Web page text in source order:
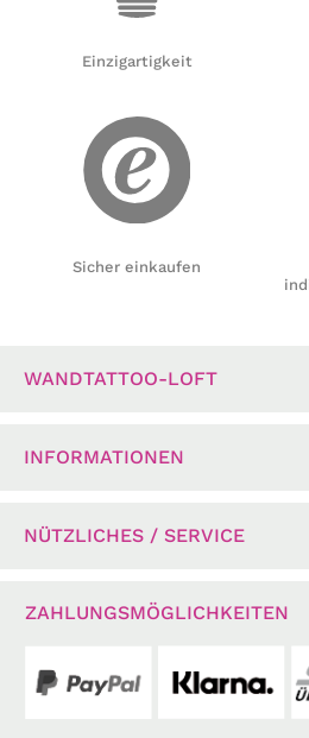
Einzigartigkeit
Sicher einkaufen
WANDTATTOO-LOFT
INFORMATIONEN
NÜTZLICHES / SERVICE
ZAHLUNGSMÖGLICHKEITEN